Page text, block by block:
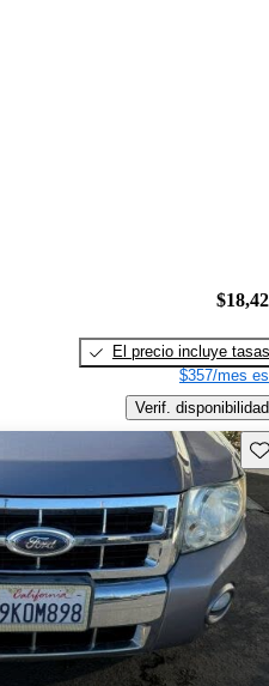
El precio incluye tasas
$357/mes
Verif. disponibilidad